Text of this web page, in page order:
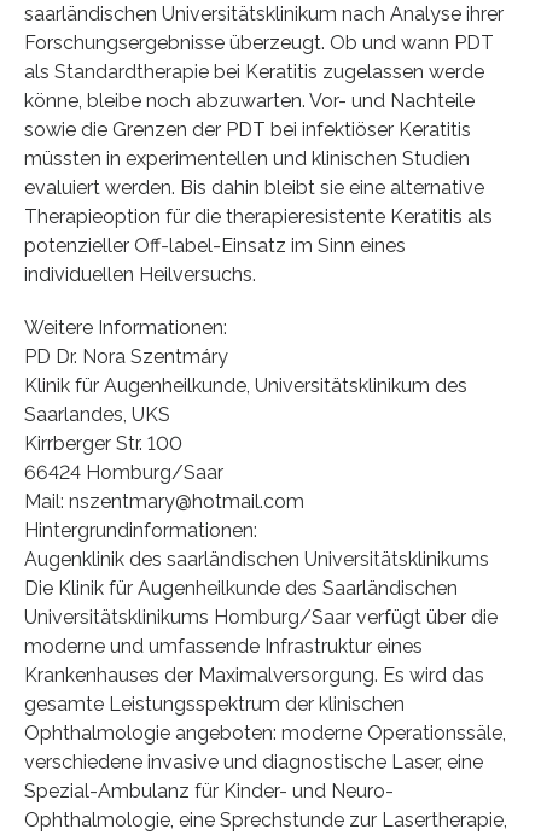
saarländischen Universitätsklinikum nach Analyse ihrer
Forschungsergebnisse überzeugt. Ob und wann PDT
als Standardtherapie bei Keratitis zugelassen werde
könne, bleibe noch abzuwarten. Vor- und Nachteile
sowie die Grenzen der PDT bei infektiöser Keratitis
müssten in experimentellen und klinischen Studien
evaluiert werden. Bis dahin bleibt sie eine alternative
Therapieoption für die therapieresistente Keratitis als
potenzieller Off-label-Einsatz im Sinn eines
individuellen Heilversuchs.
Weitere Informationen:
PD Dr. Nora Szentmáry
Klinik für Augenheilkunde, Universitätsklinikum des
Saarlandes, UKS
Kirrberger Str. 100
66424 Homburg/Saar
Mail: nszentmary@hotmail.com
Hintergrundinformationen:
Augenklinik des saarländischen Universitätsklinikums
Die Klinik für Augenheilkunde des Saarländischen
Universitätsklinikums Homburg/Saar verfügt über die
moderne und umfassende Infrastruktur eines
Krankenhauses der Maximalversorgung. Es wird das
gesamte Leistungsspektrum der klinischen
Ophthalmologie angeboten: moderne Operationssäle,
verschiedene invasive und diagnostische Laser, eine
Spezial-Ambulanz für Kinder- und Neuro-
Ophthalmologie, eine Sprechstunde zur Lasertherapie,